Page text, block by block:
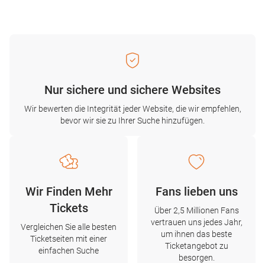
Nur sichere und sichere Websites
Wir bewerten die Integrität jeder Website, die wir empfehlen,
bevor wir sie zu Ihrer Suche hinzufügen.
Wir Finden Mehr
Tickets
Vergleichen Sie alle besten
Ticketseiten mit einer
einfachen Suche
Fans lieben uns
Über 2,5 Millionen Fans
vertrauen uns jedes Jahr,
um ihnen das beste
Ticketangebot zu
besorgen.